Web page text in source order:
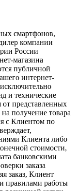
смартфонов,
компании
России
магазина
публичной
интернет-
и технические
от представленных
получение товара
с Клиентом по
Клиента либо
стоимости,
банковскими
заказа
заказ, Клиент
правилами работы